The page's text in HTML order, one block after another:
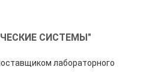
СИСТЕМЫ"
лабораторного